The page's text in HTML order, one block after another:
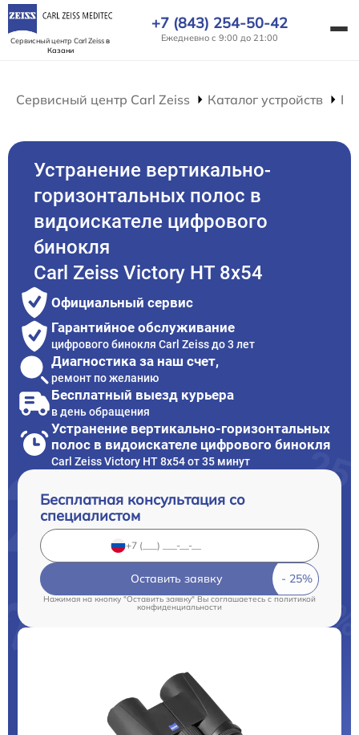
Сервисный центр Carl Zeissв
Казани
+7 (843) 254-50-42
Ежедневно с 9:00 до 21:00
Сервисный центр Carl Zeiss Каталог устройств
Устранение вертикально-
горизонтальных полос в
видоискателе цифрового
бинокля
Carl Zeiss Victory HT 8x54
Официальный сервис
Гарантийное обслуживание
цифрового бинокля Carl Zeiss до 3 лет
Диагностика за наш счет,
ремонт по желанию
Бесплатный выезд курьера
в день обращения
Устранение вертикально-горизонтальных
полос в видоискателе цифрового бинокля
Carl Zeiss Victory HT 8x54 от 35 минут
Бесплатная консультация со
специалистом
Оставить заявку
Нажимая на кнопку "Оставить заявку" Вы соглашаетесь cполитикой
конфиденциальности